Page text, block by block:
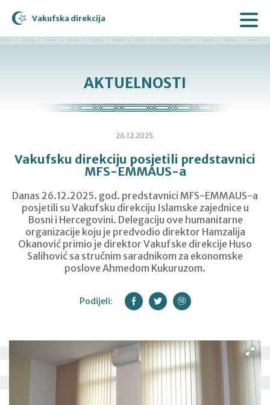
Vakufska direkcija
AKTUELNOSTI
26.12.2025.
Vakufsku direkciju posjetili predstavnici
MFS-EMMAUS-a
Danas 26.12.2025. god. predstavnici MFS-EMMAUS-a
posjetili su Vakufsku direkciju Islamske zajednice u
Bosni i Hercegovini. Delegaciju ove humanitarne
organizacije koju je predvodio direktor Hamzalija
Okanović primio je direktor Vakufske direkcije Huso
Salihović sa stručnim saradnikom za ekonomske
poslove Ahmedom Kukuruzom.
Podijeli: